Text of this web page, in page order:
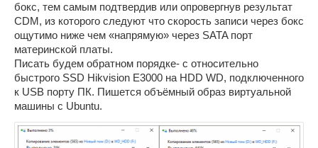
бокс, тем самым подтвердив или опровергнув результат
CDM, из которого следуют что скорость записи через бокс
ощутимо ниже чем «напрямую» через SATA порт
материнской платы.
Писать будем обратном порядке- с относительно
быстрого SSD Hikvision E3000 на HDD WD, подключенного
к USB порту ПК. Пишется объёмный образ виртуальной
машины с Ubuntu.